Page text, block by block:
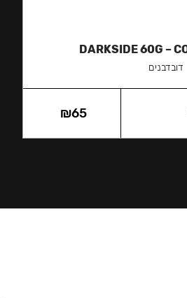
DARKSIDE 60G –
דובדבנים
₪65